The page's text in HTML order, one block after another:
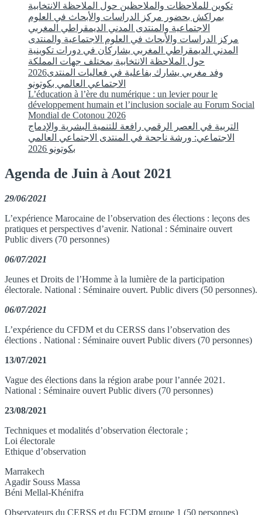
تكوين للملاحظات والملاحظين حول الملاحظة الانتخابية
بمراكش بحضور مركز الدراسات والأبحاث في العلوم
الاجتماعية والمنتدى المدني الديمقراطي المغربي
مركز الدراسات والأبحاث في العلوم الاجتماعية والمنتدى
المدني الديمقراطي المغربي يشاركان في دورات تكوينية
حول الملاحظة الانتخابية بمختلف جهات المملكة
2026وفد مغربي يشارك بفاعلية في فعاليات المنتدى
الاجتماعي العالمي بكوتونو
L’éducation à l’ère du numérique : un levier pour le
développement humain et l’inclusion sociale au Forum Social
Mondial de Cotonou 2026
التربية في العصر الرقمي رافعة للتنمية البشرية والإدماج
الاجتماعي: ورشة ناجحة في المنتدى الاجتماعي العالمي
بكوتونو 2026
Agenda de Juin à Aout 2021
29/06/2021
L’expérience Marocaine de l’observation des élections : leçons des
pratiques et perspectives d’avenir. National : Séminaire ouvert
Public divers (70 personnes)
06/07/2021
Jeunes et Droits de l’Homme à la lumière de la participation
électorale. National : Séminaire ouvert. Public divers (50 personnes).
06/07/2021
L’expérience du CFDM et du CERSS dans l’observation des
élections . National : Séminaire ouvert Public divers (70 personnes)
13/07/2021
Vague des élections dans la région arabe pour l’année 2021.
National : Séminaire ouvert Public divers (70 personnes)
23/08/2021
Techniques et modalités d’observation électorale ;
Loi électorale
Ethique d’observation
Marrakech
Agadir Souss Massa
Béni Mellal-Khénifra
Observateurs du CERSS et du FCDM groupe 1 (50 personnes)